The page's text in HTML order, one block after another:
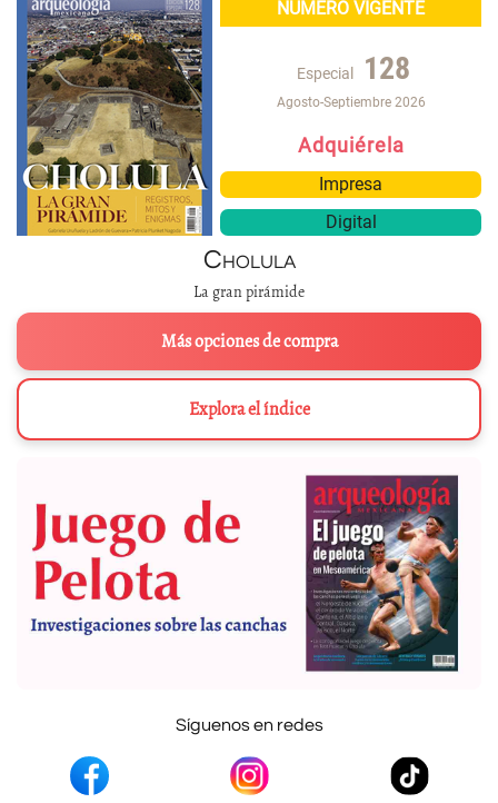
NÚMERO VIGENTE
Especial 128
Agosto-Septiembre 2026
Adquiérela
Impresa
Digital
Cholula
La gran pirámide
Más opciones de compra
Explora el índice
Síguenos en redes